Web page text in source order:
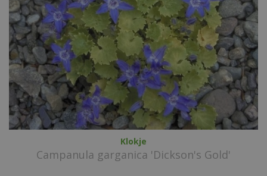
Klokje
Campanula garganica 'Dickson's Gold'